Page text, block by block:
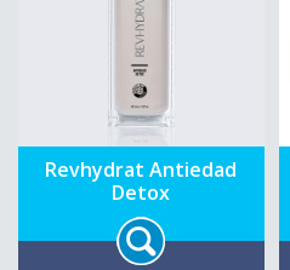
Revhydrat Antiedad
Detox